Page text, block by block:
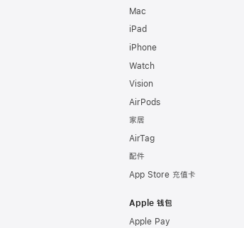
Mac
iPad
iPhone
Watch
Vision
AirPods
家居
AirTag
配件
App Store 充值卡
Apple 钱包
Apple Pay